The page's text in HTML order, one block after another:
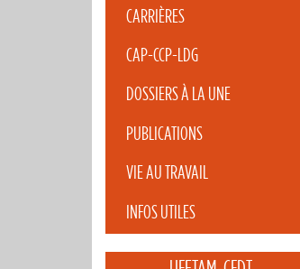
CARRIÈRES
CAP-CCP-LDG
DOSSIERS À LA UNE
PUBLICATIONS
VIE AU TRAVAIL
INFOS UTILES